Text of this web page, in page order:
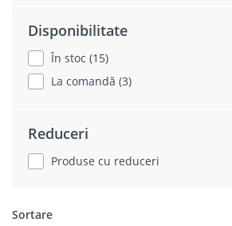
Disponibilitate
În stoc (15)
La comandă (3)
Reduceri
Produse cu reduceri
Sortare